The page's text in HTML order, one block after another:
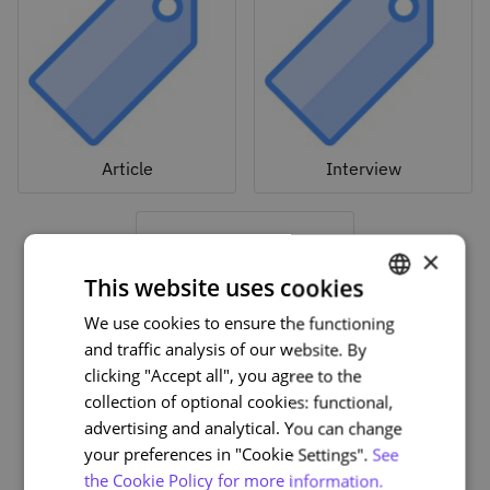
Article Interview
About the course
PORTUGUESE
ENGLISH
×
This website uses cookies
We use cookies to ensure the functioning
and traffic analysis of our website. By
clicking "Accept all", you agree to the
collection of optional cookies: functional,
advertising and analytical. You can change
your preferences in "Cookie Settings". See
the Cookie Policy for more information.